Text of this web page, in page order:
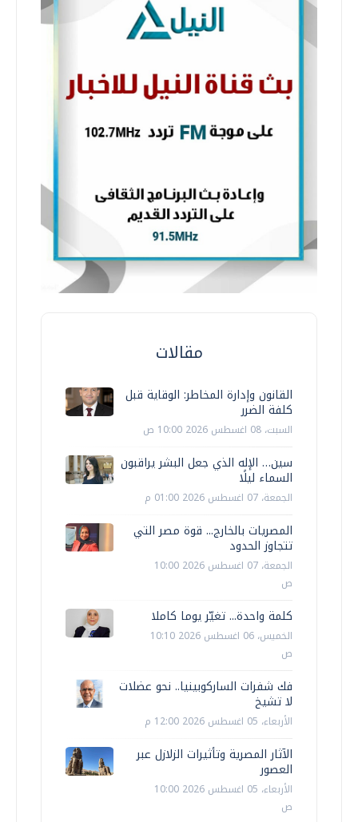
مقالات
القانون وإدارة المخاطر: الوقاية قبل
كلفة الضرر
السبت، 08 اغسطس 2026 10:00 ص
سين… الإله الذي جعل البشر يراقبون
السماء ليلًا
الجمعة، 07 اغسطس 2026 01:00 م
المصريات بالخارج... قوة مصر التي
تتجاوز الحدود
الجمعة، 07 اغسطس 2026 10:00
ص
كلمة واحدة... تغيّر يوما كاملا
الخميس، 06 اغسطس 2026 10:10
ص
فك شفرات الساركوبينيا.. نحو عضلات
لا تشيخ
الأربعاء، 05 اغسطس 2026 12:00 م
الآثار المصرية وتأثيرات الزلازل عبر
العصور
الأربعاء، 05 اغسطس 2026 10:00
ص